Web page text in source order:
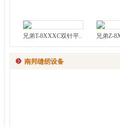
兄弟T-8XXXC双针平.. 兄弟Z-
南邦缝纫设备